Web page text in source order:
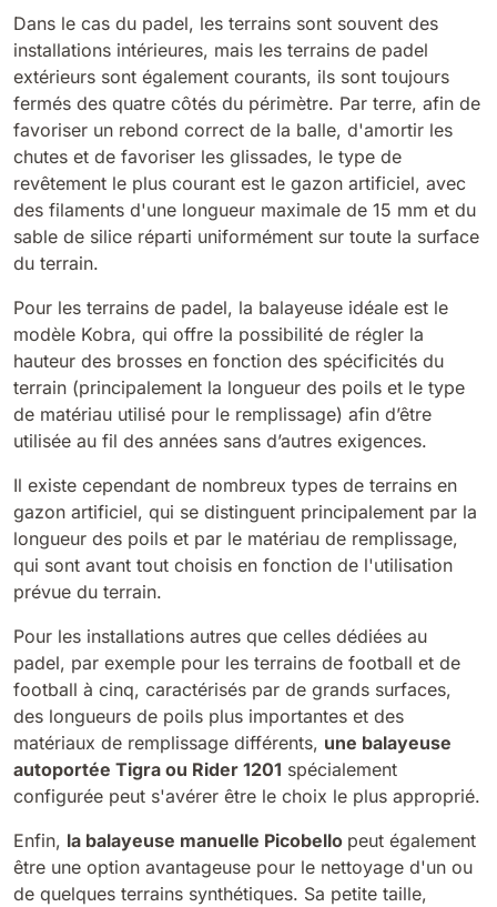
Dans le cas du padel, les terrains sont souvent des
installations intérieures, mais les terrains de padel
extérieurs sont également courants, ils sont toujours
fermés des quatre côtés du périmètre. Par terre, afin de
favoriser un rebond correct de la balle, d'amortir les
chutes et de favoriser les glissades, le type de
revêtement le plus courant est le gazon artificiel, avec
des filaments d'une longueur maximale de 15 mm et du
sable de silice réparti uniformément sur toute la surface
du terrain.
Pour les terrains de padel, la balayeuse idéale est le
modèle Kobra, qui offre la possibilité de régler la
hauteur des brosses en fonction des spécificités du
terrain (principalement la longueur des poils et le type
de matériau utilisé pour le remplissage) afin d’être
utilisée au fil des années sans d’autres exigences.
Il existe cependant de nombreux types de terrains en
gazon artificiel, qui se distinguent principalement par la
longueur des poils et par le matériau de remplissage,
qui sont avant tout choisis en fonction de l'utilisation
prévue du terrain.
Pour les installations autres que celles dédiées au
padel, par exemple pour les terrains de football et de
football à cinq, caractérisés par de grands surfaces,
des longueurs de poils plus importantes et des
matériaux de remplissage différents, une balayeuse
autoportée Tigra ou Rider 1201 spécialement
configurée peut s'avérer être le choix le plus approprié.
Enfin, la balayeuse manuelle Picobello peut également
être une option avantageuse pour le nettoyage d'un ou
de quelques terrains synthétiques. Sa petite taille,